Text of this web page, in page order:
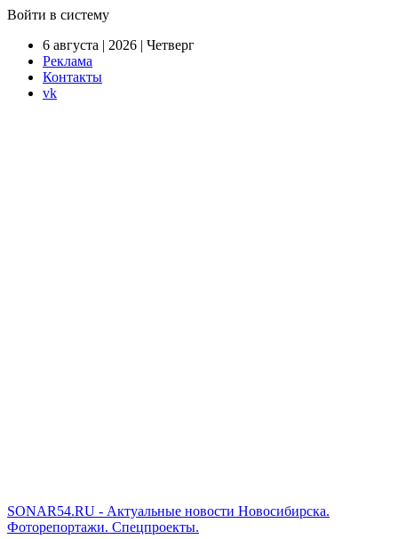
Войти в систему
6 августа | 2026 | Четверг
Реклама
Контакты
vk
SONAR54.RU - Актуальные новости Новосибирска.
Фоторепортажи. Спецпроекты.